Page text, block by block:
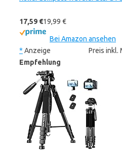
17,59 €19,99 €
Bei Amazon ansehen
* Anzeige
Preis inkl.
Empfehlung